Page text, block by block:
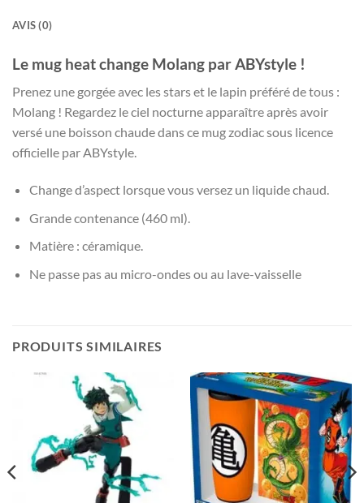
AVIS (0)
Le mug heat change Molang par ABYstyle !
Prenez une gorgée avec les stars et le lapin préféré de tous :
Molang ! Regardez le ciel nocturne apparaître après avoir
versé une boisson chaude dans ce mug zodiac sous licence
officielle par ABYstyle.
Change d’aspect lorsque vous versez un liquide chaud.
Grande contenance (460 ml).
Matière : céramique.
Ne passe pas au micro-ondes ou au lave-vaisselle
PRODUITS SIMILAIRES